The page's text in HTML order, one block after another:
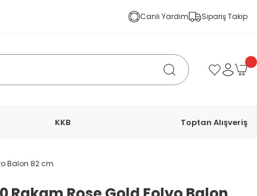
Canlı Yardım Sipariş Takip
KKB Toptan Alışveriş
Balon 82 cm